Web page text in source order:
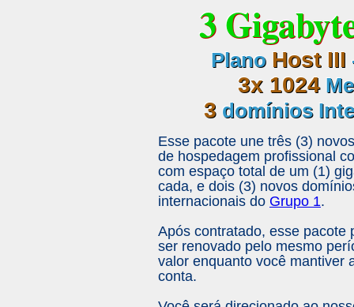
3
Plano Host III
3x 1024
3 domínios
Esse pacote une três (3)
de hospedagem profissional
com espaço total de um (1)
cada, e dois (3) novos
internacionais do Grupo 1.
Após contratado, esse pacote
ser renovado pelo mesmo
valor enquanto você mantiver
conta.